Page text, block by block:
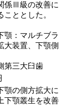
係Ⅲ級の改善に
ととした。
顎：マルチブラ
大装置、下顎側
第三大臼歯
顎の側方拡大に
下顎叢生を改善